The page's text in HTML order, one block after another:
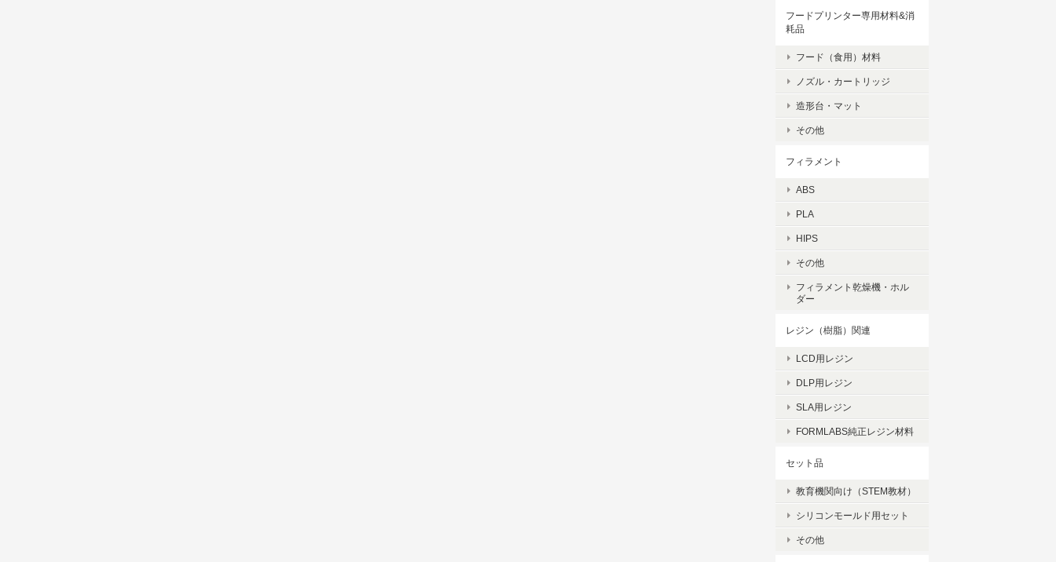
フードプリンター専用材料&消
耗品
フード（食用）材料
ノズル・カートリッジ
造形台・マット
その他
フィラメント
ABS
PLA
HIPS
その他
フィラメント乾燥機・ホル
ダー
レジン（樹脂）関連
LCD用レジン
DLP用レジン
SLA用レジン
FORMLABS純正レジン材料
セット品
教育機関向け（STEM教材）
シリコンモールド用セット
その他